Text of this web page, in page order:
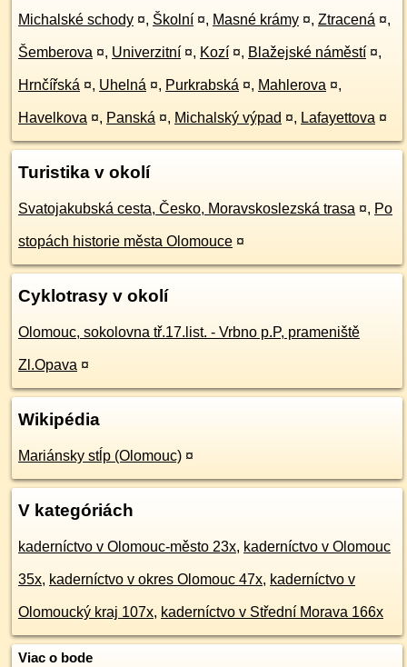
Michalské schody ¤, Školní ¤, Masné krámy ¤, Ztracená ¤,
Šemberova ¤, Univerzitní ¤, Kozí ¤, Blažejské náměstí ¤,
Hrnčířská ¤, Uhelná ¤, Purkrabská ¤, Mahlerova ¤,
Havelkova ¤, Panská ¤, Michalský výpad ¤, Lafayettova ¤
Turistika v okolí
Svatojakubská cesta, Česko, Moravskoslezská trasa ¤, Po
stopách historie města Olomouce ¤
Cyklotrasy v okolí
Olomouc, sokolovna tř.17.list. - Vrbno p.P, prameniště
Zl.Opava ¤
Wikipédia
Mariánsky stĺp (Olomouc) ¤
V kategóriách
kaderníctvo v Olomouc-město 23x, kaderníctvo v Olomouc
35x, kaderníctvo v okres Olomouc 47x, kaderníctvo v
Olomoucký kraj 107x, kaderníctvo v Střední Morava 166x
Viac o bode